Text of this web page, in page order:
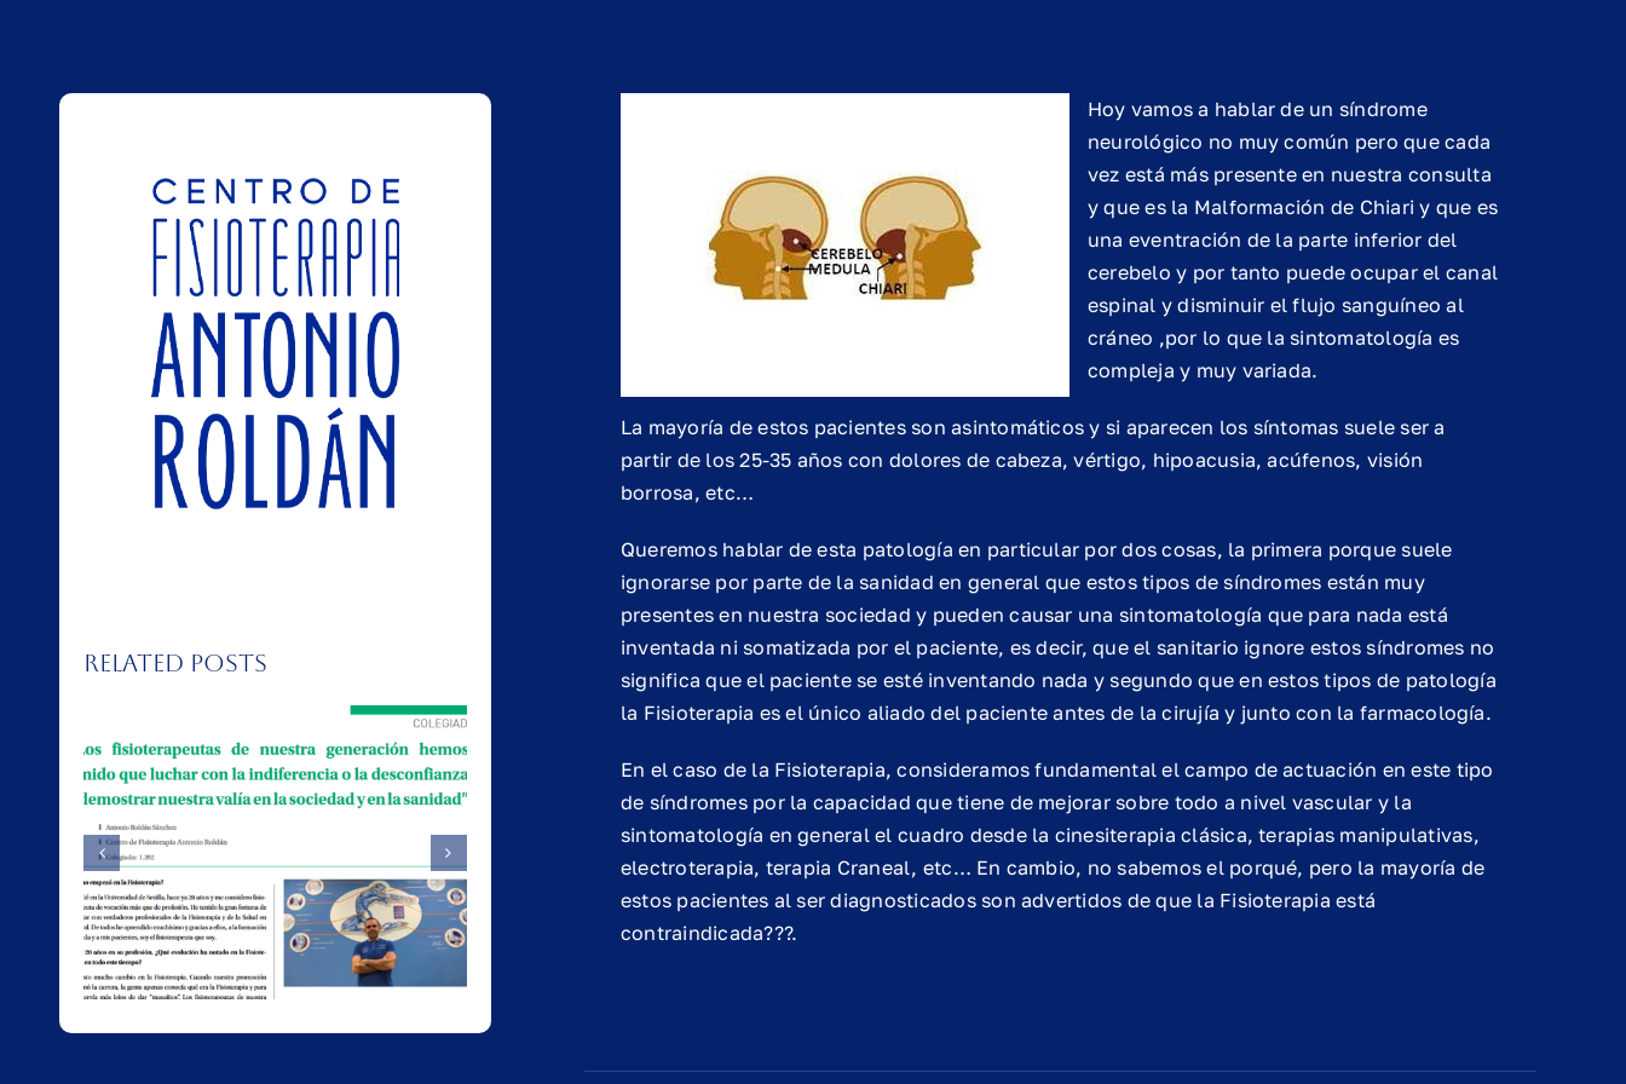
Related Posts
Falsos Cólicos
Ejercicios
Propioceptivos
Básicos
Hoy vamos a hablar de un síndrome
neurológico no muy común pero que cada
vez está más presente en nuestra consulta
y que es la Malformación de Chiari y que es
una eventración de la parte inferior del
cerebelo y por tanto puede ocupar el canal
espinal y disminuir el flujo sanguíneo al
cráneo ,por lo que la sintomatología es
compleja y muy variada.
La mayoría de estos pacientes son asintomáticos y si aparecen los síntomas suele ser a
partir de los 25-35 años con dolores de cabeza, vértigo, hipoacusia, acúfenos, visión
borrosa, etc…
Queremos hablar de esta patología en particular por dos cosas, la primera porque suele
ignorarse por parte de la sanidad en general que estos tipos de síndromes están muy
presentes en nuestra sociedad y pueden causar una sintomatología que para nada está
inventada ni somatizada por el paciente, es decir, que el sanitario ignore estos síndromes no
significa que el paciente se esté inventando nada y segundo que en estos tipos de patología
la Fisioterapia es el único aliado del paciente antes de la cirujía y junto con la farmacología.
En el caso de la Fisioterapia, consideramos fundamental el campo de actuación en este tipo
de síndromes por la capacidad que tiene de mejorar sobre todo a nivel vascular y la
sintomatología en general el cuadro desde la cinesiterapia clásica, terapias manipulativas,
electroterapia, terapia Craneal, etc… En cambio, no sabemos el porqué, pero la mayoría de
estos pacientes al ser diagnosticados son advertidos de que la Fisioterapia está
contraindicada???.